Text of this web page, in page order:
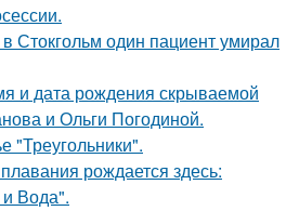
Стокгольм один пациент умирал
и дата рождения скрываемой
и Ольги Погодиной.
"Треугольники".
рождается здесь:
Вода".